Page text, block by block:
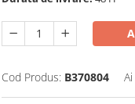
Cod Produs: B370804